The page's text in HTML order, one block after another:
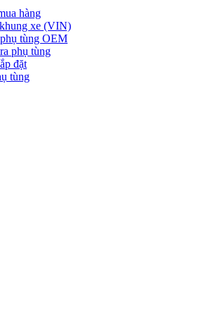
hàng
xe (VIN)
tùng OEM
phụ tùng
đặt
tùng